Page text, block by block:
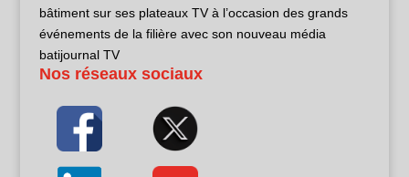
bâtiment sur ses plateaux TV à l’occasion des grands
événements de la filière avec son nouveau média
batijournal TV
Nos réseaux sociaux